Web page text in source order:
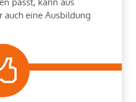
auch eine Ausbildung